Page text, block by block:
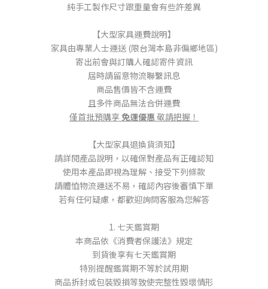
純手工製作尺寸跟重量會有些許差異
【大型家具運費說明】
家具由專業人士運送 (限台灣本島非偏鄉地區)
寄出前會與訂購人確認寄件資訊
屆時請留意物流聯繫訊息
商品售價皆不含運費
且多件商品無法合併運費
僅首批預購享免運優惠敬請把握！
【大型家具退換貨須知】
請詳閱產品說明，以確保對產品有正確認知
使用本產品即視為理解、接受下列條款
請體恤物流運送不易，確認內容後審慎下單
若有任何疑慮，都歡迎詢問客服為您解答
1. 七天鑑賞期
本商品依《消費者保護法》規定
到貨後享有七天鑑賞期
特別提醒鑑賞期不等於試用期
商品拆封或包裝毀損等致使完整性毀壞情形